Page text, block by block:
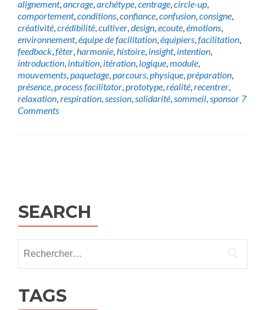
alignement,ancrage,archétype,centrage,circle-up,
comportement,conditions,confiance,confusion,consigne,
créativité,crédibilité,cultiver,design,ecoute,émotions,
environnement,équipe de facilitation,équipiers,facilitation,
feedback,fêter,harmonie,histoire, insight, intention,
introduction, intuition, itération, logique,module,
mouvements,paquetage,parcours,physique,préparation,
présence,process facilitator,prototype,réalité,recentrer,
relaxation,respiration,session,solidarité,sommeil,sponsor 7
Comments
SEARCH
TAGS